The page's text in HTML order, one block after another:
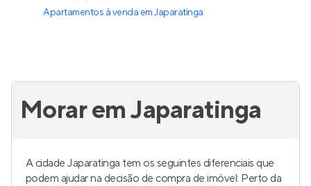
Apartamentos à venda emJaparatinga
Morar em Japaratinga
A cidade Japaratinga tem os seguintes diferenciais que
podem ajudar na decisão de compra de imóvel: Perto da